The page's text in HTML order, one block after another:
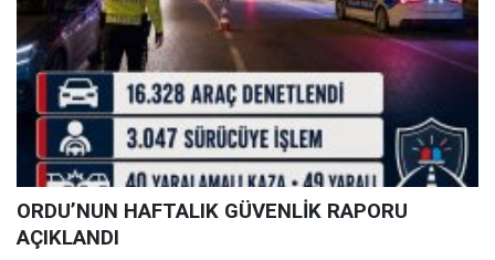
ORDU’NUN HAFTALIK GÜVENLİK RAPORU
AÇIKLANDI